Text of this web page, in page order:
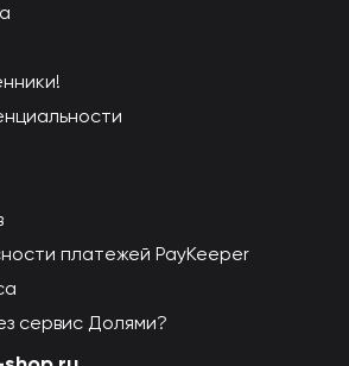
платежей PayKeeper
сервис Долями?